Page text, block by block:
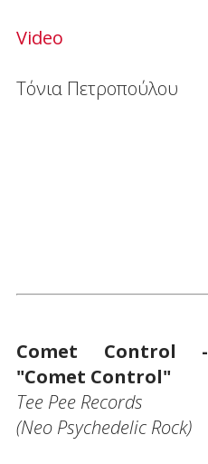
Video
Τόνια Πετροπούλου
Comet Control -
"Comet Control"
Tee Pee Records
(Neo Psychedelic Rock)